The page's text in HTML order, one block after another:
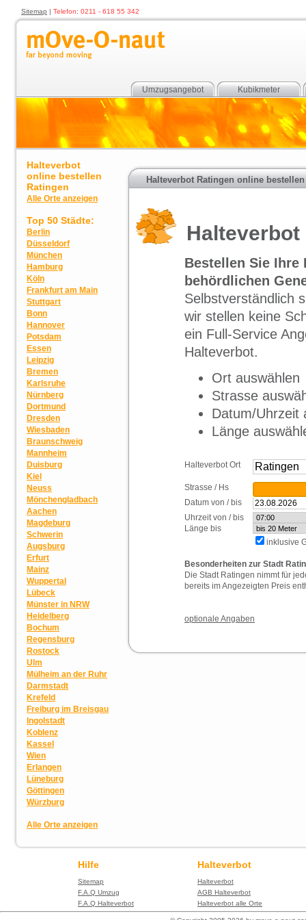
Sitemap | Telefon: 0211 - 618 55 342
Kubikmeter
Umzugsangebot
Halteverbot
online bestellen
Ratingen
Alle Orte anzeigen
Top 50 Städte:
Berlin
Düsseldorf
München
Hamburg
Köln
Frankfurt am Main
Stuttgart
Bonn
Hannover
Potsdam
Essen
Leipzig
Bremen
Karlsruhe
Nürnberg
Dortmund
Dresden
Wiesbaden
Braunschweig
Mannheim
Duisburg
Kiel
Neuss
Mönchengladbach
Aachen
Magdeburg
Schwerin
Augsburg
Erfurt
Mainz
Wuppertal
Lübeck
Münster in NRW
Heidelberg
Bochum
Regensburg
Rostock
Ulm
Mülheim an der Ruhr
Darmstadt
Krefeld
Freiburg im Breisgau
Ingolstadt
Koblenz
Kassel
Wien
Erlangen
Lüneburg
Göttingen
Würzburg
Alle Orte anzeigen
Halteverbot Ratingen online bestellen
Halteverbot
Bestellen Sie Ihre
behördlichen
Selbstverständlich
wir stellen keine
ein Full-Service
Halteverbot.
Ort auswählen
Strasse
Datum/Uhrzeit
Länge
Halteverbot Ort
Strasse / Hs
Datum von / bis
Uhrzeit von / bis
Länge bis
inklusive
Besonderheiten zur Stadt
Die Stadt Ratingen nimmt für
bereits im Angezeigten Preis
optionale Angaben
Hilfe
Sitemap
F.A.Q Umzug
F.A.Q Halteverbot
Halteverbot
Halteverbot
AGB Halteverbot
Halteverbot alle Orte